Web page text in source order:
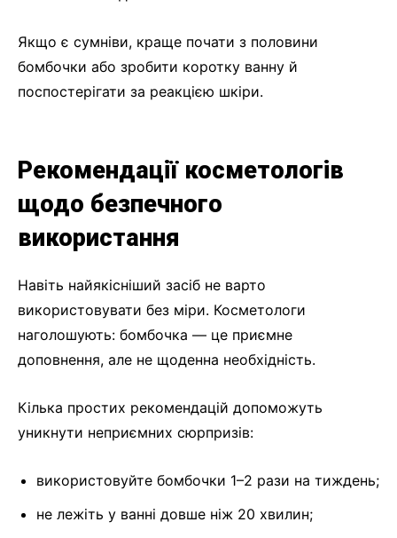
Якщо є сумніви, краще почати з половини
бомбочки або зробити коротку ванну й
поспостерігати за реакцією шкіри.
Рекомендації косметологів
щодо безпечного
використання
Навіть найякісніший засіб не варто
використовувати без міри. Косметологи
наголошують: бомбочка — це приємне
доповнення, але не щоденна необхідність.
Кілька простих рекомендацій допоможуть
уникнути неприємних сюрпризів:
використовуйте бомбочки 1–2 рази на тиждень;
не лежіть у ванні довше ніж 20 хвилин;